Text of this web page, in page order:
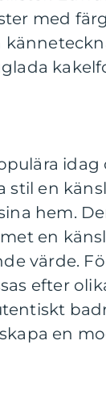
med
idag
en
hem.
en
värde.
efter
en